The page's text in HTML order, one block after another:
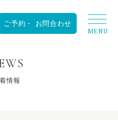
RESERVATION
情報